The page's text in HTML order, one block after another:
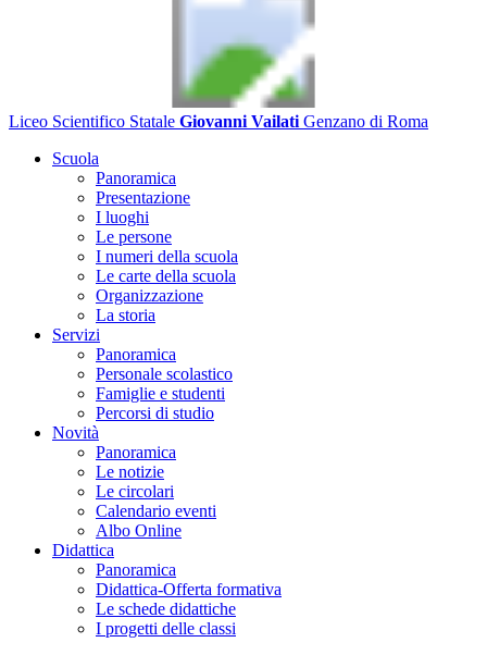
Liceo Scientifico Statale Giovanni Vailati Genzano di Roma
Scuola
Panoramica
Presentazione
I luoghi
Le persone
I numeri della scuola
Le carte della scuola
Organizzazione
La storia
Servizi
Panoramica
Personale scolastico
Famiglie e studenti
Percorsi di studio
Novità
Panoramica
Le notizie
Le circolari
Calendario eventi
Albo Online
Didattica
Panoramica
Didattica-Offerta formativa
Le schede didattiche
I progetti delle classi